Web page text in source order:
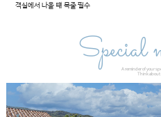
객실에서 나올 떄 목줄 필수
Special
A reminder of your
Think about